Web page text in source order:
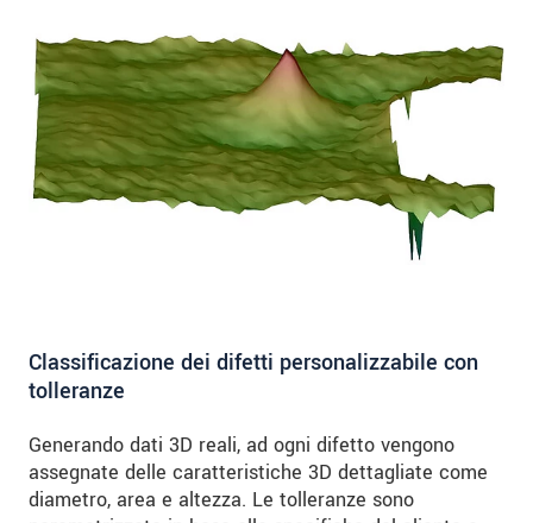
Classificazione dei difetti personalizzabile con
tolleranze
Generando dati 3D reali, ad ogni difetto vengono
assegnate delle caratteristiche 3D dettagliate come
diametro, area e altezza. Le tolleranze sono